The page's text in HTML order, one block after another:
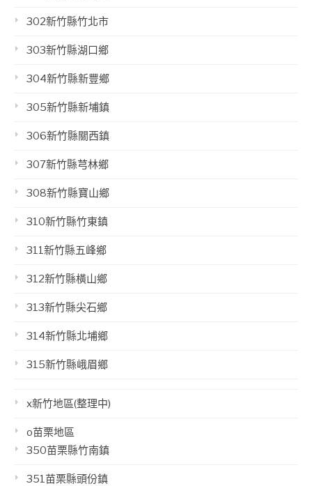
302新竹縣竹北市
303新竹縣湖口鄉
304新竹縣新豐鄉
305新竹縣新埔鎮
306新竹縣關西鎮
307新竹縣芎林鄉
308新竹縣寶山鄉
310新竹縣竹東鎮
311新竹縣五峰鄉
312新竹縣橫山鄉
313新竹縣尖石鄉
314新竹縣北埔鄉
315新竹縣峨眉鄉
x新竹地區(整理中)
o苗栗地區
350苗栗縣竹南鎮
351苗栗縣頭份鎮